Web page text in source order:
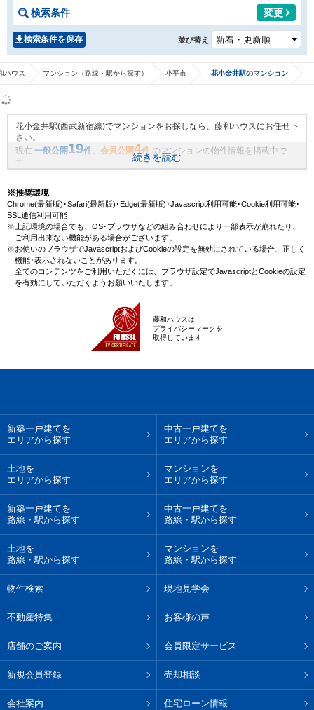
検索条件 - 変更
検索条件を保存 並び替え
ハウス マンション（路線・駅から探す） 小平市 花小金井駅のマンション
花小金井駅(西武新宿線)でマンションをお探しなら、藤和ハウスにお任せ下
さい。
現在 一般公開19件 会員公開4件 のマンションの物件情報を掲載中で
ます。藤和ハウスで理想のマンション・マイホームを見つけませんか？
続きを読む
※推奨環境
Chrome(最新版)･Safari(最新版)･Edge(最新版)･Javascript利用可能･Cookie利用可能･
SSL通信利用可能
※上記環境の場合でも、OS･ブラウザなどの組み合わせにより一部表示が崩れたり、
ご利用出来ない機能がある場合がございます。
※お使いのブラウザでJavascriptおよびCookieの設定を無効にされている場合、正しく
機能･表示されないことがあります。
全てのコンテンツをご利用いただくには、ブラウザ設定でJavascriptとCookieの設定
を有効にしていただくようお願いいたします。
藤和ハウスは
プライバシーマークを
取得しています
新築一戸建てを
中古一戸建てを
土地を
マンションを
新築一戸建てを
中古一戸建てを
土地を
マンションを